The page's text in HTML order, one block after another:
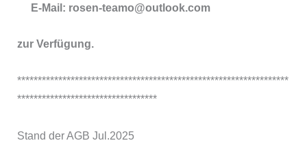
E-Mail: rosen-teamo@outlook.com
zur Verfügung.
******************************************************************
**********************************
Stand der AGB Jul.2025